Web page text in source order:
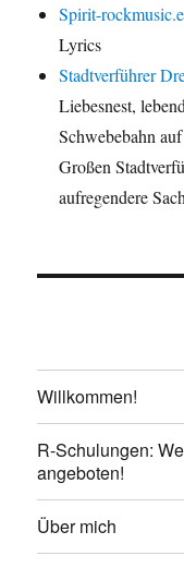
Spirit-
Lyrics
Stadtverführer
Liebesnest,
Schwebebahn
Großen
aufregendere
Willkommen!
R-Schulungen:
angeboten!
Über mich